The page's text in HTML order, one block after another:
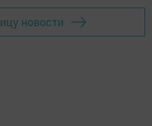
новости